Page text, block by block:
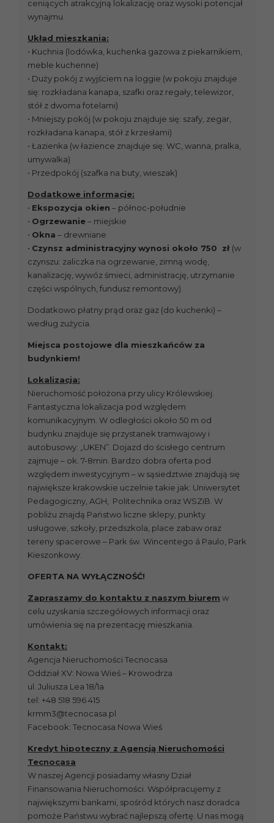
ceniących atrakcyjną lokalizację oraz wysoki potencjał
wynajmu.
Układ mieszkania:
• Kuchnia (lodówka, kuchenka gazowa z piekarnikiem,
meble kuchenne)
• Duży pokój z wyjściem na loggie (w pokoju znajduje
się: rozkładana kanapa, szafki oraz regały, telewizor,
stół z dwoma fotelami)
• Mniejszy pokój (w pokoju znajduje się: szafy, zegar,
rozkładana kanapa, stół z krzesłami)
• Łazienka (w łazience znajduje się: WC, wanna, pralka,
umywalka)
• Przedpokój (szafka na buty, wieszak)
Dodatkowe informacje:
• Ekspozycja okien – północ-południe
• Ogrzewanie– miejskie
• Okna – drewniane
• Czynsz administracyjnywynosi około 750 zł (w
czynszu: zaliczka na ogrzewanie, zimną wodę,
kanalizację, wywóz śmieci, administrację, utrzymanie
części wspólnych, fundusz remontowy).
Dodatkowo płatny prąd oraz gaz (do kuchenki) –
według zużycia.
Miejsca postojowe dla mieszkańców za
budynkiem!
Lokalizacja:
Nieruchomość położona przy ulicy Królewskiej.
Fantastyczna lokalizacja pod względem
komunikacyjnym. W odległości około 50 m od
budynku znajduje się przystanek tramwajowy i
autobusowy: „UKEN”. Dojazd do ścisłego centrum
zajmuje – ok. 7-8min. Bardzo dobra oferta pod
względem inwestycyjnym – w sąsiedztwie znajdują się
największe krakowskie uczelnie takie jak: Uniwersytet
Pedagogiczny, AGH, Politechnika oraz WSZiB. W
pobliżu znajdą Państwo liczne sklepy, punkty
usługowe, szkoły, przedszkola, place zabaw oraz
tereny spacerowe – Park św. Wincentego á Paulo, Park
Kieszonkowy.
OFERTA NA WYŁĄCZNOŚĆ!
Zapraszamy do kontaktu z naszym biurem w
celu uzyskania szczegółowych informacji oraz
umówienia się na prezentację mieszkania.
Kontakt:
Agencja Nieruchomości Tecnocasa
Oddział XV: Nowa Wieś – Krowodrza
ul. Juliusza Lea 18/1a
tel: +48 518 596 415
krmm3@tecnocasa.pl
Facebook: Tecnocasa Nowa Wieś
Kredyt hipoteczny z Agencją Nieruchomości
Tecnocasa
W naszej Agencji posiadamy własny Dział
Finansowania Nieruchomości. Współpracujemy z
największymi bankami, spośród których nasz doradca
pomoże Państwu wybrać najlepszą ofertę. U nas mogą